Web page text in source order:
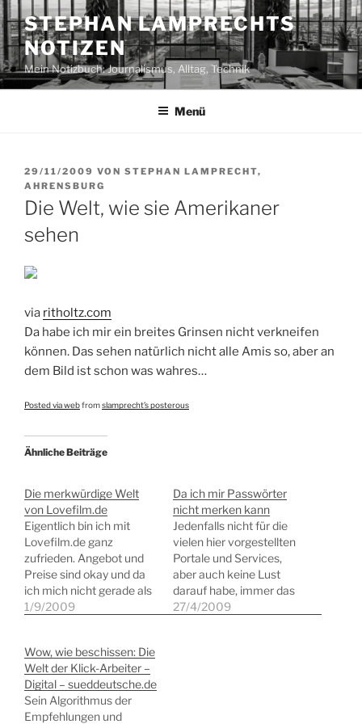
Zum
Inhalt
springen
STEPHAN LAMPRECHTS
NOTIZEN
Mein Notizbuch: Journalismus, Alltag, Technik
Menü
VERÖFFENTLICHT
AM
29/11/2009 VON STEPHAN LAMPRECHT,
AHRENSBURG
Die Welt, wie sie Amerikaner
sehen
via ritholtz.com
Da habe ich mir ein breites Grinsen nicht verkneifen
können. Das sehen natürlich nicht alle Amis so, aber an
dem Bild ist schon was wahres…
Posted via webfromslamprecht’s posterous
Ähnliche Beiträge
Die merkwürdige Welt
von Lovefilm.de
Eigentlich bin ich mit
Lovefilm.de ganz
zufrieden. Angebot und
Preise sind okay und da
ich mich nicht gerade als
Filmjunkie bezeichnen
vollkommen. Allerdings
müsste mir mal einer der
Herren Entwickler
erklären, wie es zur
Prioriätensetzung beim
1/9/2009
Da ich mir Passwörter
nicht merken kann
Jedenfalls nicht für die
vielen hier vorgestellten
Portale und Services,
aber auch keine Lust
darauf habe, immer das
gleiche Kennwort zu
27/4/2009
Wow, wie beschissen: Die
Welt der Klick-Arbeiter –
Digital – sueddeutsche.de
Sein Algorithmus der
Empfehlungen und